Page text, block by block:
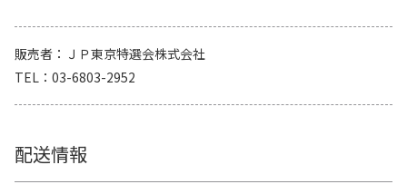
販売者
ＪＰ東京特選会株式会社
TEL
03-6803-2952
配送情報